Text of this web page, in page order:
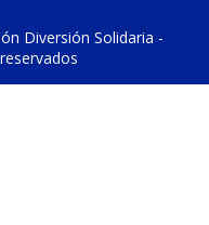
Diversión Solidaria -